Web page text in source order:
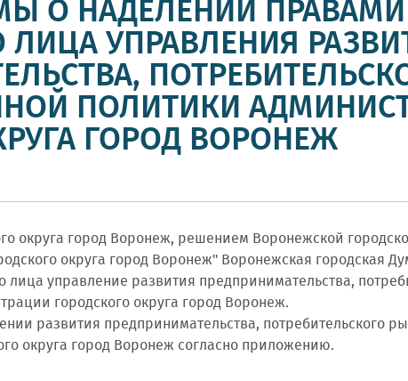
О НАДЕЛЕНИИ ПРАВАМИ
УПРАВЛЕНИЯ
ПОЛИТИКИ
ГОРОД ВОРОНЕЖ
округа город Воронеж, решением Воронежской
округа город Воронеж" Воронежская городская
управление развития предпринимательства,
городского округа город Воронеж.
развития предпринимательства, потребительского
округа город Воронеж согласно приложению.